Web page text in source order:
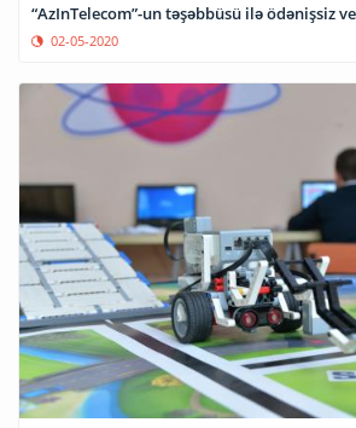
“AzInTelecom”-un təşəbbüsü ilə ödənişsiz
02-05-2020